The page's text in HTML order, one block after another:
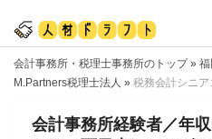
会計事務所・税理士事務所のトップ»
M.Partners税理士法人 » 税務会計シニア
会計事務所経験者／年